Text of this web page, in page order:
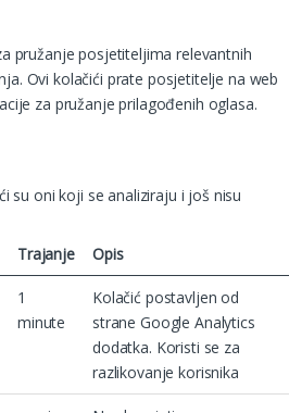
pružanje posjetiteljima relevantnih
Ovi kolačići prate posjetitelje na web
za pružanje prilagođenih oglasa.
su oni koji se analiziraju i još nisu
Trajanje Opis
1
minute
Kolačić postavljen od
strane Google Analytics
dodatka. Koristi se za
razlikovanje korisnika